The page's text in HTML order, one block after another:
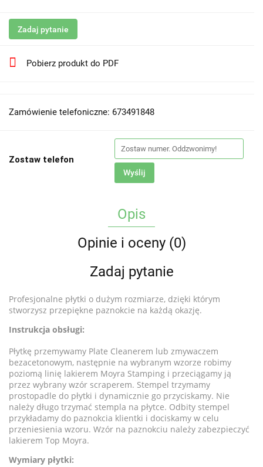
Zadaj pytanie
Pobierz produkt do PDF
Zamówienie telefoniczne: 673491848
Zostaw telefon
Wyślij
Opis
Opinie i oceny (0)
Zadaj pytanie
Profesjonalne płytki o dużym rozmiarze, dzięki którym
stworzysz przepiękne paznokcie na każdą okazję.
Instrukcja obsługi:
Płytkę przemywamy Plate Cleanerem lub zmywaczem
bezacetonowym, następnie na wybranym wzorze robimy
poziomą linię lakierem Moyra Stamping i przeciągamy ją
przez wybrany wzór scraperem. Stempel trzymamy
prostopadle do płytki i dynamicznie go przyciskamy. Nie
należy długo trzymać stempla na płytce. Odbity stempel
przykładamy do paznokcia klientki i dociskamy w celu
przeniesienia wzoru. Wzór na paznokciu należy zabezpieczyć
lakierem Top Moyra.
Wymiary płytki: